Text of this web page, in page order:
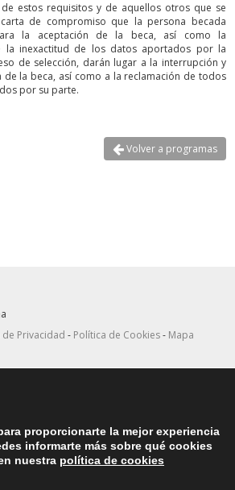
de estos requisitos y de aquellos otros que se
de compromiso que la persona becada
la aceptación de la beca, así como la
la inexactitud de los datos aportados por la
de selección, darán lugar a la interrupción y
de la beca, así como a la reclamación de todos
por su parte.
Volver a programas
de Privacidad - Política de Cookies- Mapa
de exbecarios de tu paísaquí
proporcionarte la mejor experiencia
informarte más sobre qué cookies
nuestra política de cookies